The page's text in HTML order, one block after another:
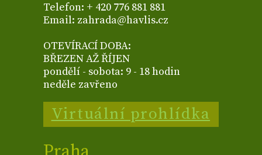
Telefon: + 420 776 881 881
Email: zahrada@havlis.cz
OTEVÍRACÍ DOBA:
BŘEZEN AŽ ŘÍJEN
pondělí - sobota: 9 - 18 hodin
neděle zavřeno
Virtuální prohlídka